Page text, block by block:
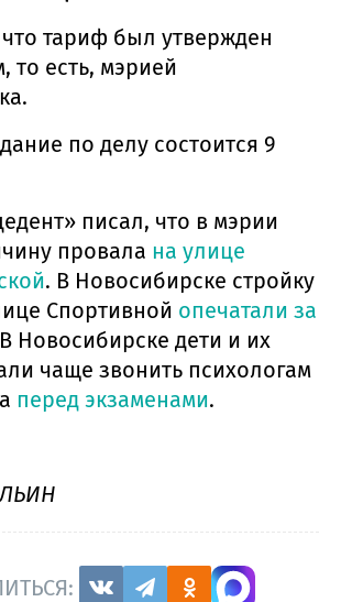
тариф был утвержден
то есть, мэрией
по делу состоится 9
писал, что в мэрии
провала на улице
. В Новосибирске стройку
Спортивной опечатали за
Новосибирске дети и их
чаще звонить психологам
перед экзаменами.